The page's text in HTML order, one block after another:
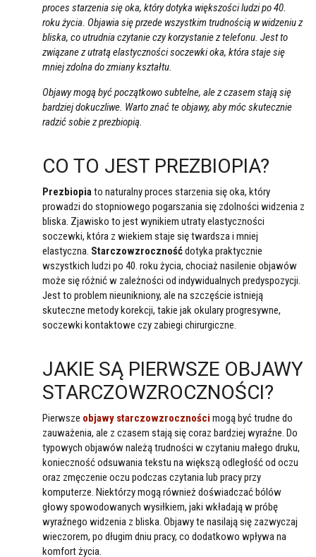
proces starzenia się oka, który dotyka większości ludzi po 40.
roku życia. Objawia się przede wszystkim trudnością w widzeniu z
bliska, co utrudnia czytanie czy korzystanie z telefonu. Jest to
związane z utratą elastyczności soczewki oka, która staje się
mniej zdolna do zmiany kształtu.
Objawy mogą być początkowo subtelne, ale z czasem stają się
bardziej dokuczliwe. Warto znać te objawy, aby móc skutecznie
radzić sobie z prezbiopią.
CO TO JEST PREZBIOPIA?
Prezbiopia to naturalny proces starzenia się oka, który
prowadzi do stopniowego pogarszania się zdolności widzenia z
bliska. Zjawisko to jest wynikiem utraty elastyczności
soczewki, która z wiekiem staje się twardsza i mniej
elastyczna. Starczowzrocznośćdotyka praktycznie
wszystkich ludzi po 40. roku życia, chociaż nasilenie objawów
może się różnić w zależności od indywidualnych predyspozycji.
Jest to problem nieunikniony, ale na szczęście istnieją
skuteczne metody korekcji, takie jak okulary progresywne,
soczewki kontaktowe czy zabiegi chirurgiczne.
JAKIE SĄ PIERWSZE OBJAWY
STARCZOWZROCZNOŚCI?
Pierwsze objawy starczowzroczności mogą być trudne do
zauważenia, ale z czasem stają się coraz bardziej wyraźne. Do
typowych objawów należą trudności w czytaniu małego druku,
konieczność odsuwania tekstu na większą odległość od oczu
oraz zmęczenie oczu podczas czytania lub pracy przy
komputerze. Niektórzy mogą również doświadczać bólów
głowy spowodowanych wysiłkiem, jaki wkładają w próbę
wyraźnego widzenia z bliska. Objawy te nasilają się zazwyczaj
wieczorem, po długim dniu pracy, co dodatkowo wpływa na
komfort życia.